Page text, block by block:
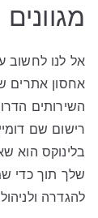
מגוונים
אל לנו לחשוב
אחסון אתרים
השירותים
רישום שם
בלינוקס הוא
שלך תוך כדי
להגדרה